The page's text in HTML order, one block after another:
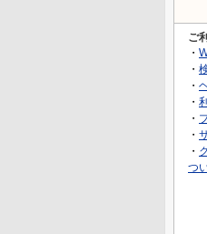
ご
・
・
・
・
・
・
・
つ